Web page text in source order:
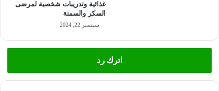
غذائية وتدريبات شخصية لمرضى
السكر والسمنة
سبتمبر 22, 2024
اترك رد